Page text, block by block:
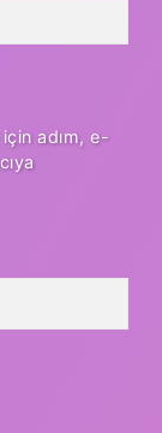
adım, e-